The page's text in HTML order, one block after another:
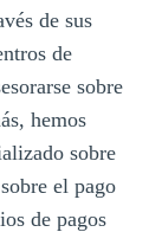
de sus
de
sobre
hemos
sobre
el pago
de pagos